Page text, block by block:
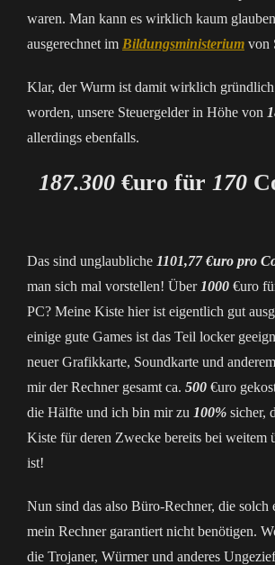
waren. Man kann es wirklich kaum
ausgerechnet im Bildungsministerium von
Klar, der Wurm ist damit wirklich
worden, unsere Steuergelder in Höhe von
allerdings ebenfalls.
187.300€uro für 170
Das sind unglaubliche 1101,77 €uro pro
man sich mal vorstellen! Über 1000 €uro
PC? Meine Kiste hier ist eigentlich gut
einige gute Games ist das Teil locker
neuer Grafikkarte, Soundkarte und
mir der Rechner gesamt ca. 500 €uro
die Hälfte und ich bin mir zu 100% sicher,
Kiste für deren Zwecke bereits bei weitem
ist!
Nun sind das also Büro-Rechner, die solch
mein Rechner garantiert nicht benötigen.
die Trojaner, Würmer und anderes